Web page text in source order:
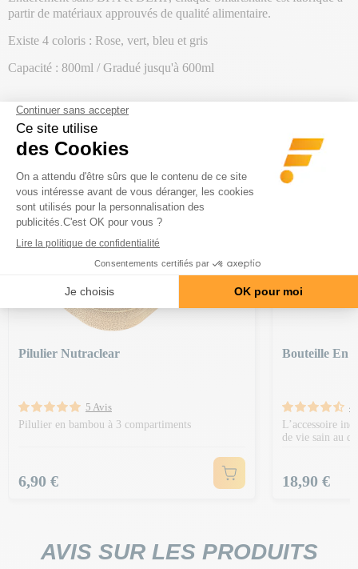
partir de matériaux approuvés de qualité alimentaire.
Existe 4 coloris : Rose, vert, bleu et gris
Capacité : 800ml / Gradué jusqu'à 600ml
PRODUITS DE LA MÊME
CATÉGORIE
CADEAU OFFERT | CODE : NUTRACLEAR
Pilulier Nutraclear
5 Avis
Pilulier en bambou à 3 compartiments
Prix
6,90 €
Bouteille En
4
L’accessoire
de vie sain au
Prix
18,90 €
AVIS SUR LES PRODUITS